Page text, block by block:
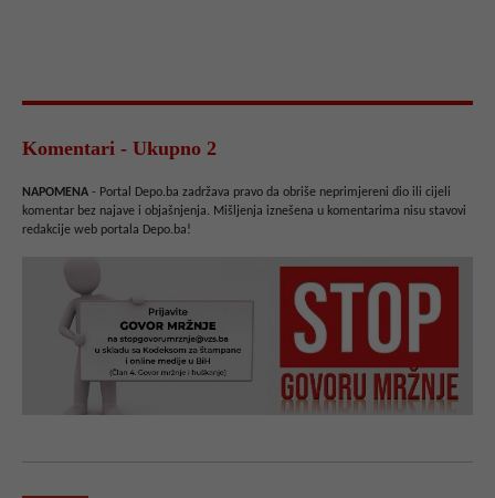
Komentari - Ukupno 2
NAPOMENA - Portal Depo.ba zadržava pravo da obriše neprimjereni dio ili cijeli
komentar bez najave i objašnjenja. Mišljenja iznešena u komentarima nisu stavovi
redakcije web portala Depo.ba!